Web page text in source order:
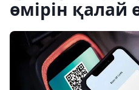
өмірін қалай